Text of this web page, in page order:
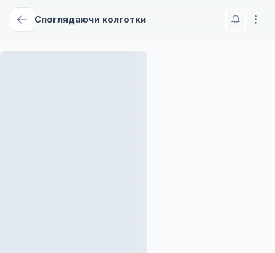
Споглядаючи колготки